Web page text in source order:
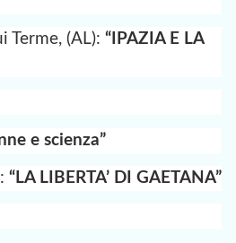
Terme, (AL): “IPAZIA E LA
e scienza”
“LA LIBERTA’ DI GAETANA”